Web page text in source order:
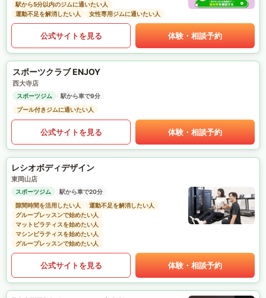
駅から5分以内のジムに通いたい人
運動不足を解消したい人
女性専用ジムに通いたい人
公式サイトを見る 体験・相談予約
スポーツクラブ ENJOY
西大寺店
スポーツジム
駅から車で9分
プール付きジムに通いたい人
公式サイトを見る 体験・相談予約
レシオボディデザイン
東岡山店
スポーツジム
駅から車で20分
隙間時間を活用したい人
運動不足を解消したい人
グループレッスンで始めたい人
マットピラティスを始めたい人
マシンピラティスを始めたい人
グループレッスンで始めたい人
公式サイトを見る 体験・相談予約